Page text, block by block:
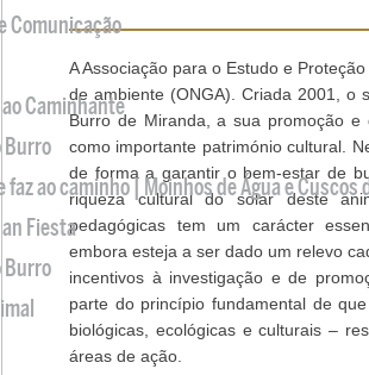
A Associação para o Estudo e
de ambiente (ONGA). Criada 2001, o
Burro de Miranda, a sua promoção e
como importante património cultural.
de forma a garantir o bem-estar de
riqueza cultural do solar deste
pedagógicas tem um carácter
embora esteja a ser dado um relevo
incentivos à investigação e de
parte do princípio fundamental de
biológicas, ecológicas e culturais –
áreas de ação.
Comunicação
Caminhante
Burro
faz ao caminho | Moinhos de Água e Cuscos
Fiesta
Burro